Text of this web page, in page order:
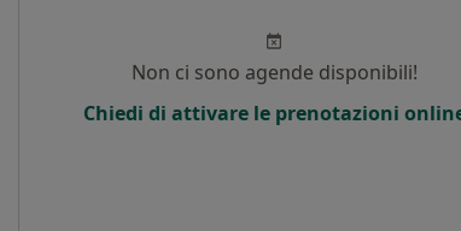
Non ci sono agende disponibili!
Chiedi di attivare le prenotazioni